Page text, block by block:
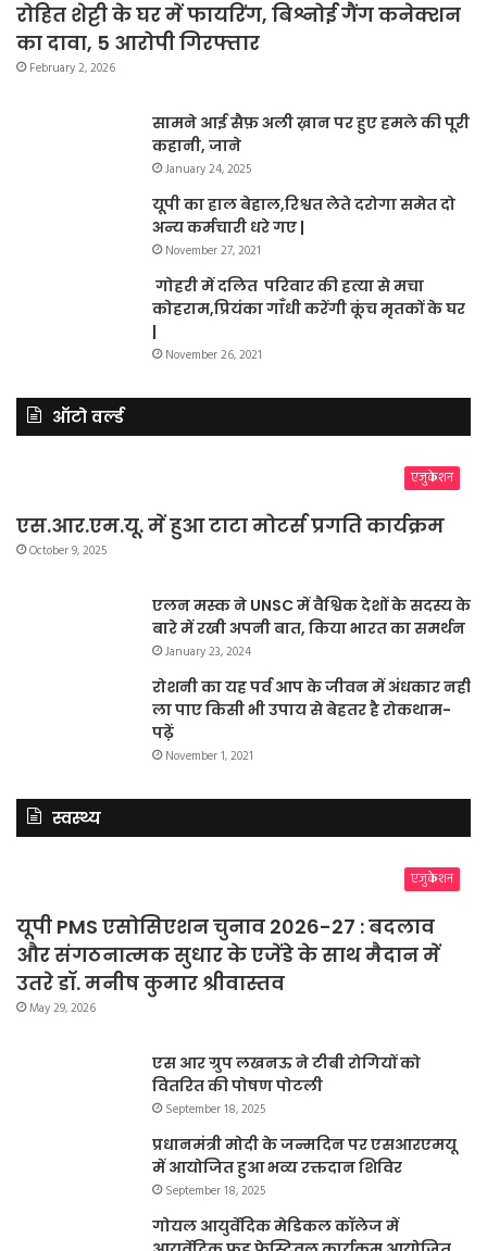
रोहित शेट्टी के घर में फायरिंग, बिश्नोई गैंग कनेक्शन
का दावा, 5 आरोपी गिरफ्तार
February 2, 2026
सामने आई सैफ़ अली ख़ान पर हुए हमले की पूरी
कहानी, जाने
January 24, 2025
यूपी का हाल बेहाल,रिश्वत लेते दरोगा समेत दो
अन्य कर्मचारी धरे गए |
November 27, 2021
गोहरी में दलित परिवार की हत्या से मचा
कोहराम,प्रियंका गाँधी करेंगी कूंच मृतकों के घर
|
November 26, 2021
ऑटो वर्ल्ड
एजुकेशन
एस.आर.एम.यू. में हुआ टाटा मोटर्स प्रगति कार्यक्रम
October 9, 2025
एलन मस्क ने UNSC में वैश्विक देशों के सदस्य के
बारे में रखी अपनी बात, किया भारत का समर्थन
January 23, 2024
रोशनी का यह पर्व आप के जीवन में अंधकार नहीं
ला पाए किसी भी उपाय से बेहतर है रोकथाम-
पढ़ें
November 1, 2021
स्वस्थ्य
एजुकेशन
यूपी PMS एसोसिएशन चुनाव 2026-27 : बदलाव
और संगठनात्मक सुधार के एजेंडे के साथ मैदान में
उतरे डॉ. मनीष कुमार श्रीवास्तव
May 29, 2026
एस आर ग्रुप लखनऊ ने टीबी रोगियों को
वितरित की पोषण पोटली
September 18, 2025
प्रधानमंत्री मोदी के जन्मदिन पर एसआरएमयू
में आयोजित हुआ भव्य रक्तदान शिविर
September 18, 2025
गोयल आयुर्वेदिक मेडिकल कॉलेज में